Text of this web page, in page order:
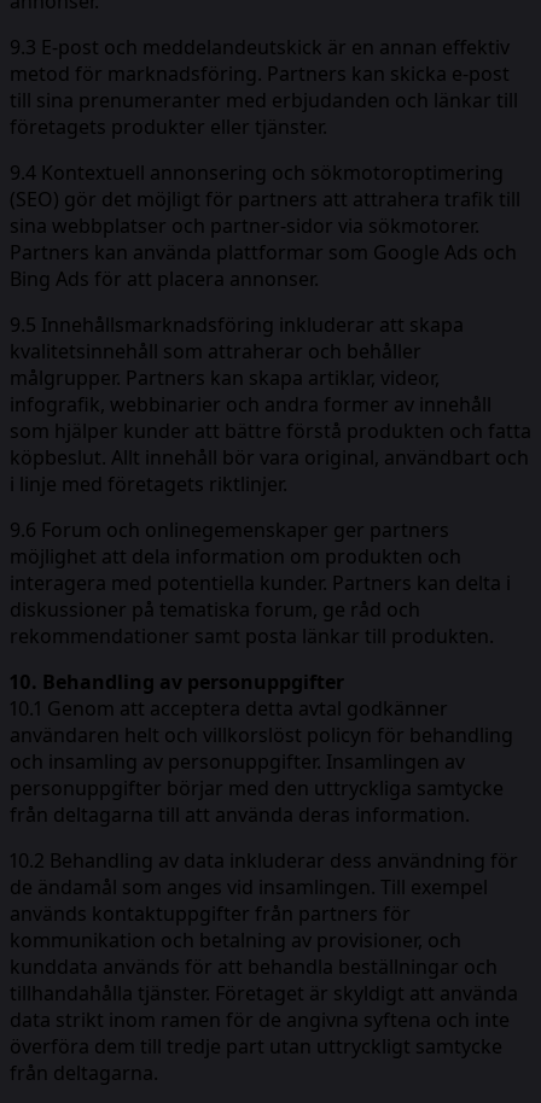
9.3 E-post och meddelandeutskick är en annan effektiv
metod för marknadsföring. Partners kan skicka e-post
till sina prenumeranter med erbjudanden och länkar till
företagets produkter eller tjänster.
9.4 Kontextuell annonsering och sökmotoroptimering
(SEO) gör det möjligt för partners att attrahera trafik till
sina webbplatser och partner-sidor via sökmotorer.
Partners kan använda plattformar som Google Ads och
Bing Ads för att placera annonser.
9.5 Innehållsmarknadsföring inkluderar att skapa
kvalitetsinnehåll som attraherar och behåller
målgrupper. Partners kan skapa artiklar, videor,
infografik, webbinarier och andra former av innehåll
som hjälper kunder att bättre förstå produkten och fatta
köpbeslut. Allt innehåll bör vara original, användbart och
i linje med företagets riktlinjer.
9.6 Forum och onlinegemenskaper ger partners
möjlighet att dela information om produkten och
interagera med potentiella kunder. Partners kan delta i
diskussioner på tematiska forum, ge råd och
rekommendationer samt posta länkar till produkten.
10. Behandling av personuppgifter
10.1 Genom att acceptera detta avtal godkänner
användaren helt och villkorslöst policyn för behandling
och insamling av personuppgifter. Insamlingen av
personuppgifter börjar med den uttryckliga samtycke
från deltagarna till att använda deras information.
10.2 Behandling av data inkluderar dess användning för
de ändamål som anges vid insamlingen. Till exempel
används kontaktuppgifter från partners för
kommunikation och betalning av provisioner, och
kunddata används för att behandla beställningar och
tillhandahålla tjänster. Företaget är skyldigt att använda
data strikt inom ramen för de angivna syftena och inte
överföra dem till tredje part utan uttryckligt samtycke
från deltagarna.